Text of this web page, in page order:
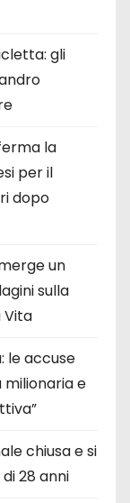
gli
la
per il
dopo
un
sulla
Vita
le accuse
e
chiusa e si
28 anni